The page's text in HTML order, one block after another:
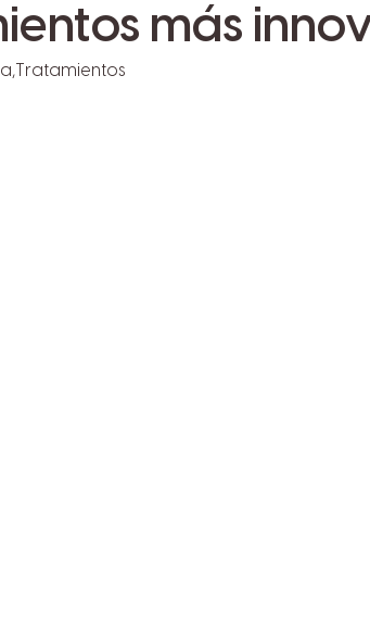
más
, Tratamientos